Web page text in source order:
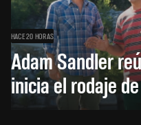
HACE 20 HORAS
Adam Sandler
inicia el rodaje